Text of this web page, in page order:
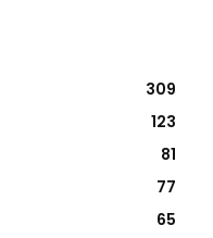
309
123
81
77
65